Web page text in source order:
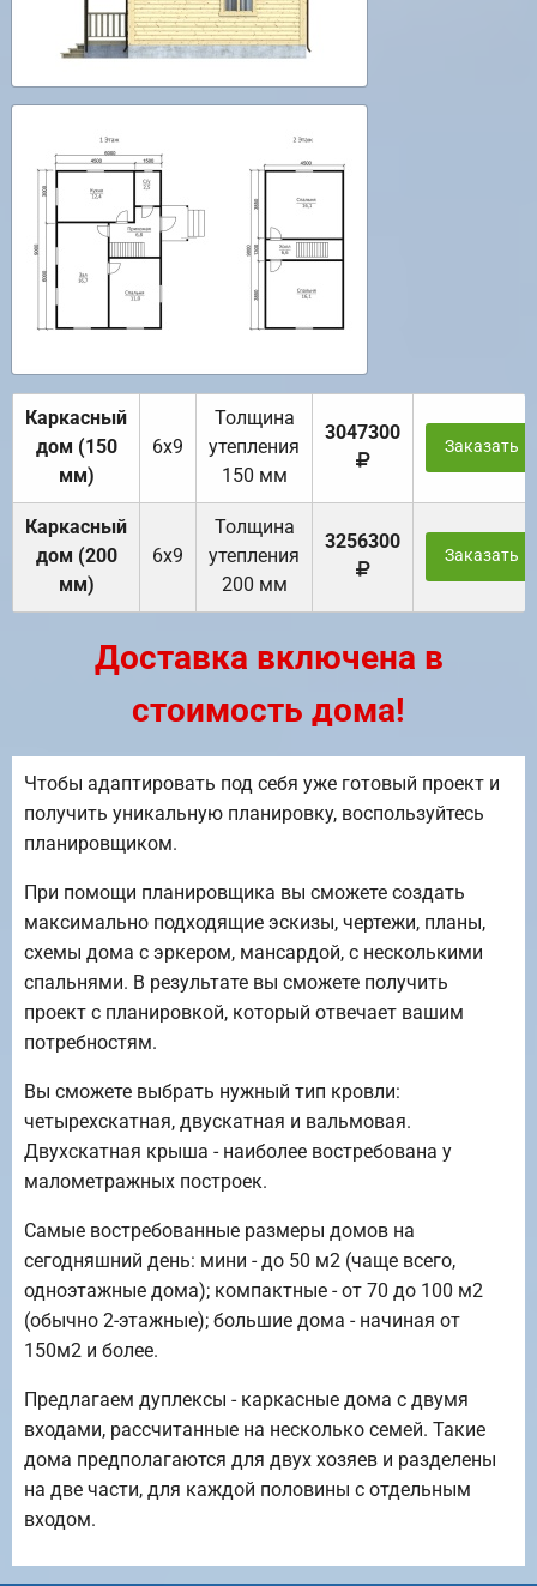
Каркасный
дом (150
мм)
6х9
Толщина
утепления
150 мм
3047300
Заказать
Каркасный
дом (200
мм)
6х9
Толщина
утепления
200 мм
3256300
Заказать
Доставка включена в
стоимость дома!
Чтобы адаптировать под себя уже готовый проект и
получить уникальную планировку, воспользуйтесь
планировщиком.
При помощи планировщика вы сможете создать
максимально подходящие эскизы, чертежи, планы,
схемы дома с эркером, мансардой, с несколькими
спальнями. В результате вы сможете получить
проект с планировкой, который отвечает вашим
потребностям.
Вы сможете выбрать нужный тип кровли:
четырехскатная, двускатная и вальмовая.
Двухскатная крыша - наиболее востребована у
малометражных построек.
Самые востребованные размеры домов на
сегодняшний день: мини - до 50 м2 (чаще всего,
одноэтажные дома); компактные - от 70 до 100 м2
(обычно 2-этажные); большие дома - начиная от
150м2 и более.
Предлагаем дуплексы - каркасные дома с двумя
входами, рассчитанные на несколько семей. Такие
дома предполагаются для двух хозяев и разделены
на две части, для каждой половины с отдельным
входом.